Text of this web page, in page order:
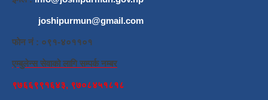
joshipurmun@gmail.com
फाेन नं : ०९१-४०११०१
एम्बुलेन्स सेवाको लागि सम्पर्क नम्बर
९७६६९९१६४३, ९७०८४५१८१८